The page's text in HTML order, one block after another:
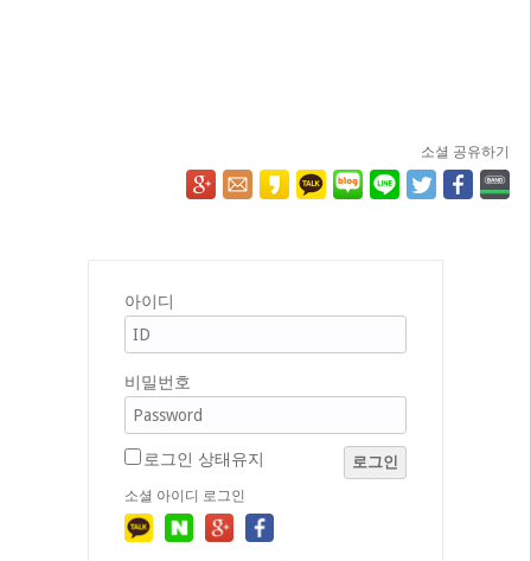
소셜 공유하기
아이디
비밀번호
로그인 상태유지 로그인
소셜 아이디 로그인